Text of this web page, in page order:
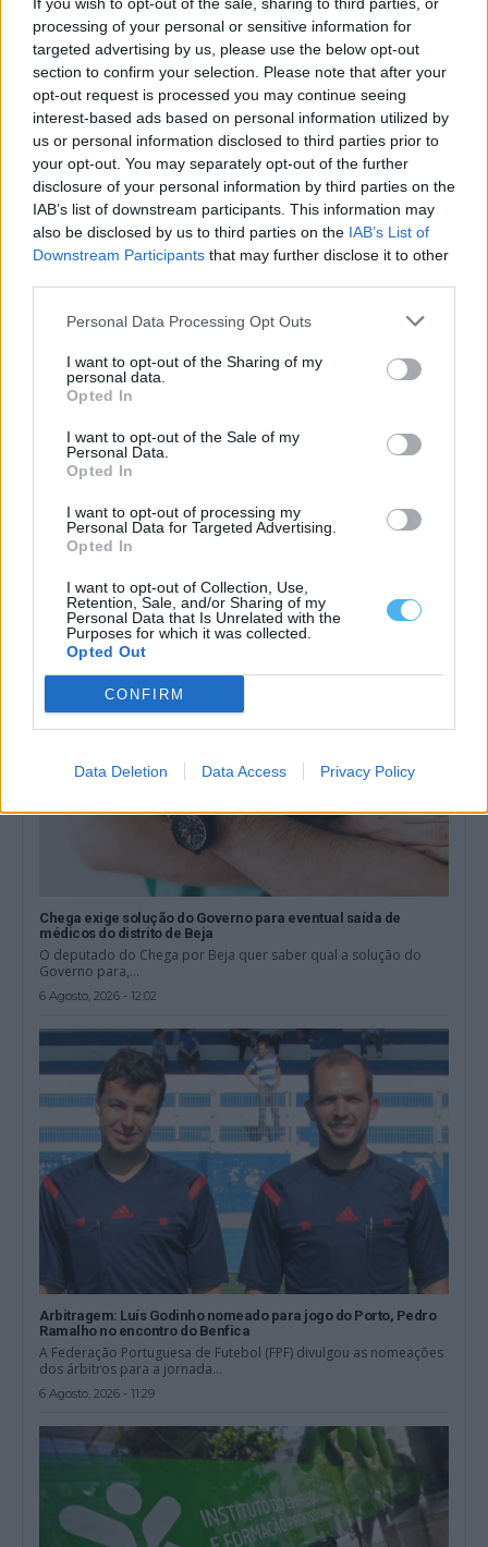
processing of your personal or sensitive information for
targeted advertising by us, please use the below opt-out
section to confirm your selection. Please note that after your
opt-out request is processed you may continue seeing
interest-based ads based on personal information utilized by
us or personal information disclosed to third parties prior to
your opt-out. You may separately opt-out of the further
disclosure of your personal information by third parties on the
IAB’s list of downstream participants. This information may
also be disclosed by us to third parties on the IAB’s List of
Downstream Participants that may further disclose it to other
Personal Data Processing Opt Outs
I want to opt-out of the Sharing of my
personal data.
Opted In
I want to opt-out of the Sale of my
Personal Data.
Opted In
I want to opt-out of processing my
Personal Data for Targeted Advertising.
Opted In
I want to opt-out of Collection, Use,
Retention, Sale, and/or Sharing of my
Personal Data that Is Unrelated with the
Purposes for which it was collected.
Opted Out
CONFIRM
Data Deletion Data Access Privacy Policy
Volta: Etapa mais longa com final em Elvas é a última talhada
para sprinters
O pelotão da 87.ª Volta a Portugal em bicicleta cumpre hoje a
mais longa...
8 Agosto, 2026 - 08:51
Utentes alertam para problemas do serviço ferroviário na Linha
do Alentejo
A comissão de utentes da linha ferroviária do Alentejo criticou
7 Agosto, 2026 - 19:56
Chega exige solução do Governo para eventual saída de
médicos do distrito de Beja
O deputado do Chega por Beja quer saber qual a solução do
Governo para,...
6 Agosto, 2026 - 12:02
Arbitragem: Luís Godinho nomeado para jogo do Porto, Pedro
Ramalho no encontro do Benfica
A Federação Portuguesa de Futebol (FPF) divulgou as nomeações
dos árbitros para a jornada...
6 Agosto, 2026 - 11:29